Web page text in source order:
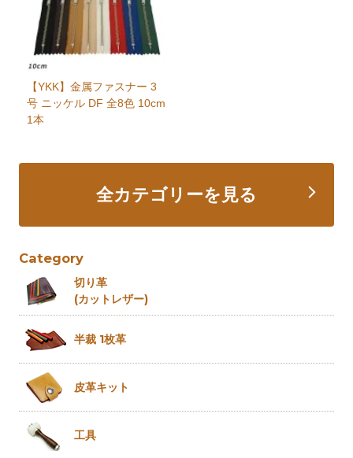
【YKK】金属ファスナー 3
号 ニッケル DF 全8色 10cm
1本
全カテゴリーを見る
Category
切り革
(カットレザー)
半裁 1枚革
皮革キット
工具